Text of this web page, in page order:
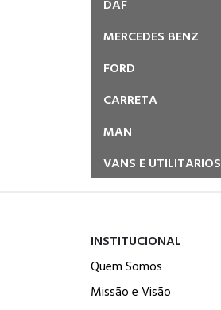
DAF
MERCEDES BENZ
FORD
CARRETA
MAN
VANS E UTILITARIOS
INSTITUCIONAL
Quem Somos
Missão e Visão